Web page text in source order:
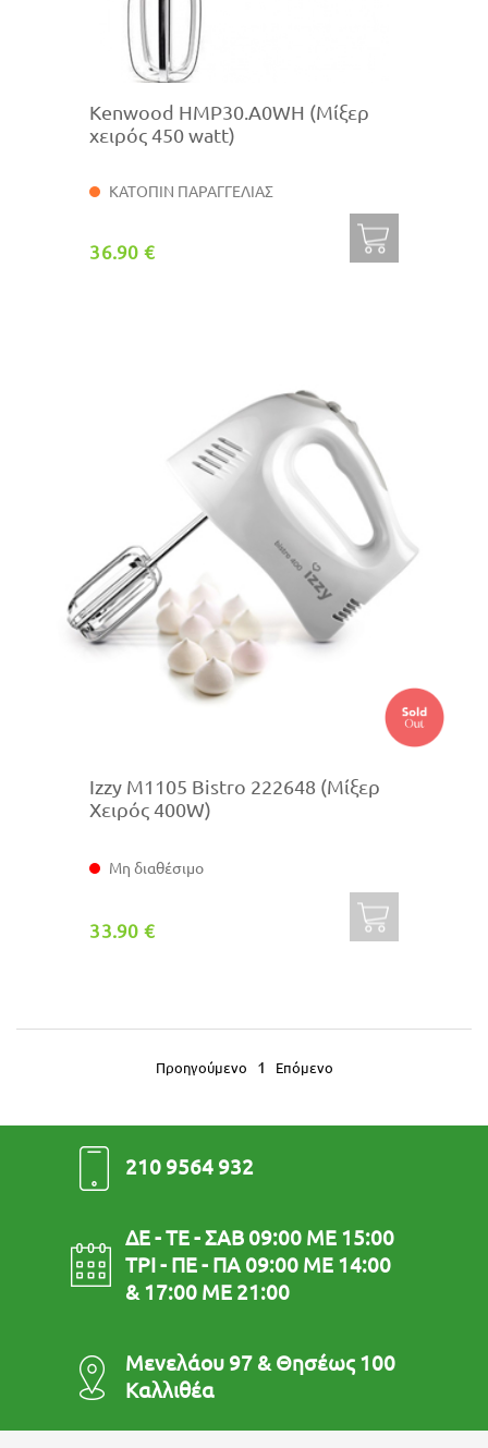
Kenwood HMP30.A0WH (Μίξερ
χειρός 450 watt)
ΚΑΤΟΠΙΝ ΠΑΡΑΓΓΕΛΙΑΣ
36.90 €
Izzy M1105 Bistro 222648 (Μίξερ
Χειρός 400W)
Μη διαθέσιμο
33.90 €
Προηγούμενο 1 Επόμενο
210 9564 932
ΔΕ - ΤΕ - ΣΑΒ 09:00 ΜΕ 15:00
ΤΡΙ - ΠΕ - ΠΑ 09:00 ΜΕ 14:00
& 17:00 ΜΕ 21:00
Μενελάου 97 & Θησέως 100
Καλλιθέα